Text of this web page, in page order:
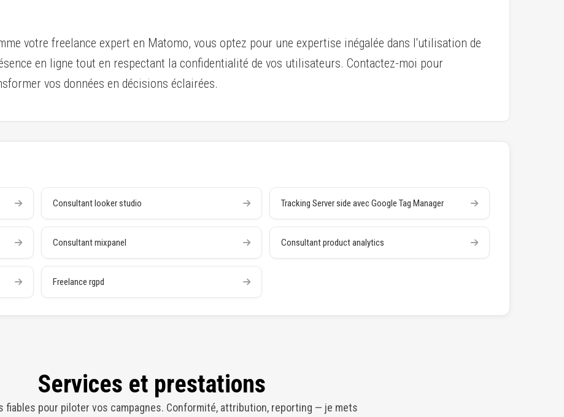
votre freelance expert en Matomo, vous optez pour une expertise inégalée dans l'utilisation de
en ligne tout en respectant la confidentialité de vos utilisateurs. Contactez-moi pour
vos données en décisions éclairées.
Consultant looker studio Tracking Server side avec Google Tag Manager
Consultant mixpanel Consultant product analytics
Freelance rgpd
Services et prestations
fiables pour piloter vos campagnes. Conformité, attribution, reporting — je mets